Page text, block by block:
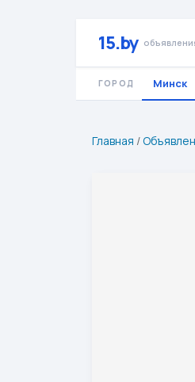
15.by
ГОРОД Минск
Главная /